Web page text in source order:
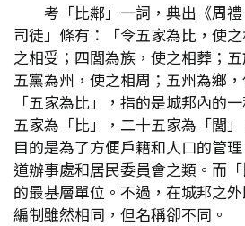
考「比鄰」一詞，典出《周
司徒」條有：「令五家為比，使
之相受；四閭為族，使之相葬；
五黨為州，使之相周；五州為鄉
「五家為比」，指的是城邦內的
五家為「比」，二十五家為「閭
目的是為了方便戶籍和人口的管
道辦事處和居民委員會之類。而
的最基層單位。不過，在城邦之
編制雖然相同，但名稱卻不同。